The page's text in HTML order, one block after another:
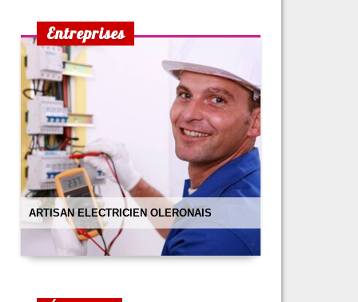
Entreprises
ARTISAN ELECTRICIEN OLERONAIS